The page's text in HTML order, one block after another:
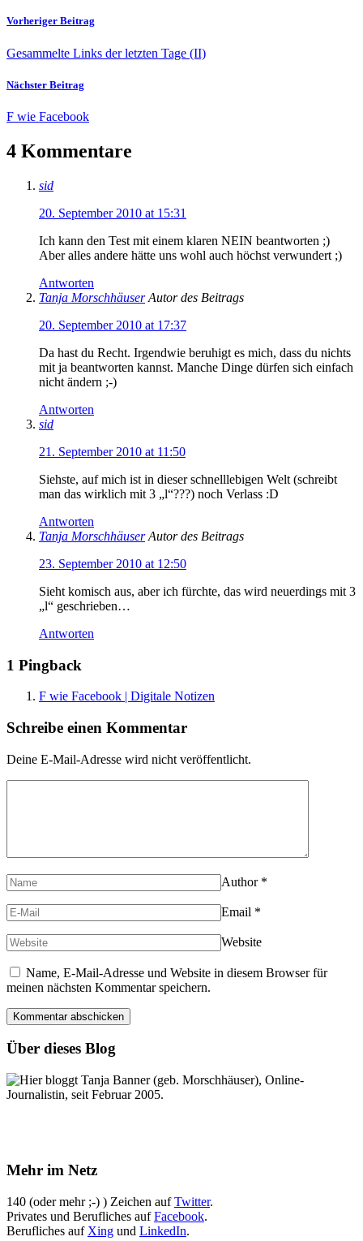
Vorheriger Beitrag
Gesammelte Links der letzten Tage (II)
Nächster Beitrag
F wie Facebook
4 Kommentare
sid
20. September 2010 at 15:31
Ich kann den Test mit einem klaren NEIN beantworten ;)
Aber alles andere hätte uns wohl auch höchst verwundert ;)
Antworten
Tanja Morschhäuser Autor des Beitrags
20. September 2010 at 17:37
Da hast du Recht. Irgendwie beruhigt es mich, dass du nichts
mit ja beantworten kannst. Manche Dinge dürfen sich einfach
nicht ändern ;-)
Antworten
sid
21. September 2010 at 11:50
Siehste, auf mich ist in dieser schnelllebigen Welt (schreibt
man das wirklich mit 3 „l“???) noch Verlass :D
Antworten
Tanja Morschhäuser Autor des Beitrags
23. September 2010 at 12:50
Sieht komisch aus, aber ich fürchte, das wird neuerdings mit 3
„l“ geschrieben…
Antworten
1 Pingback
F wie Facebook | Digitale Notizen
Schreibe einen Kommentar
Deine E-Mail-Adresse wird nicht veröffentlicht.
Author *
Email *
Website
Name, E-Mail-Adresse und Website in diesem Browser für
meinen nächsten Kommentar speichern.
Über dieses Blog
Hier bloggt Tanja Banner (geb. Morschhäuser), Online-
Journalistin, seit Februar 2005.
Mehr im Netz
140 (oder mehr ;-) ) Zeichen aufTwitter.
Privates und Berufliches aufFacebook.
Berufliches auf Xing und LinkedIn.